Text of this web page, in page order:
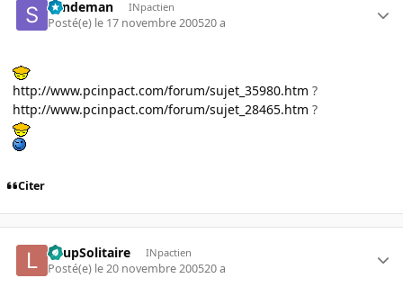
Sandeman INpactien
Posté(e) le 17 novembre 200520 a
http://www.pcinpact.com/forum/sujet_35980.htm ?
http://www.pcinpact.com/forum/sujet_28465.htm ?
Citer
LoupSolitaire INpactien
Posté(e) le 20 novembre 200520 a